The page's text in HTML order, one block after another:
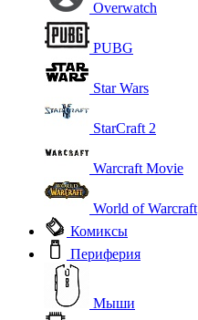
Overwatch
PUBG
Star Wars
StarCraft 2
Warcraft Movie
World of Warcraft
Комиксы
Периферия
Мыши